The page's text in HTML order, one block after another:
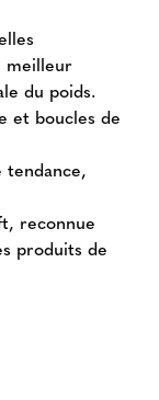
meilleur
du poids.
et boucles de
tendance,
reconnue
produits de